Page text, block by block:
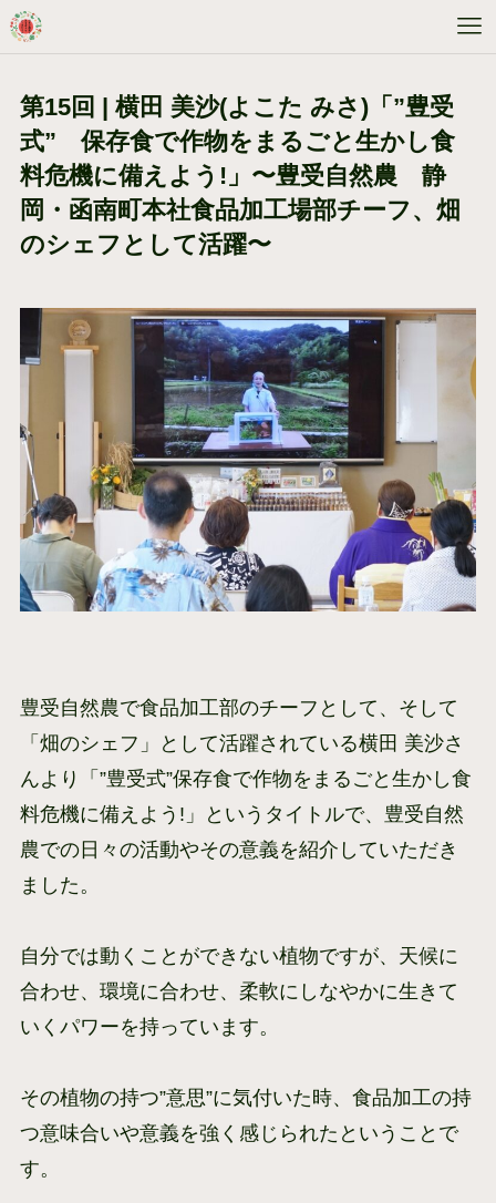
第15回 | 横田 美沙(よこた みさ)「”豊受
式” 保存食で作物をまるごと生かし食
料危機に備えよう!」〜豊受自然農 静
岡・函南町本社食品加工場部チーフ、畑
のシェフとして活躍〜
豊受自然農で食品加工部のチーフとして、そして
「畑のシェフ」として活躍されている横田 美沙さ
んより「”豊受式”保存食で作物をまるごと生かし食
料危機に備えよう!」というタイトルで、豊受自然
農での日々の活動やその意義を紹介していただき
ました。
自分では動くことができない植物ですが、天候に
合わせ、環境に合わせ、柔軟にしなやかに生きて
いくパワーを持っています。
その植物の持つ”意思”に気付いた時、食品加工の持
つ意味合いや意義を強く感じられたということで
す。